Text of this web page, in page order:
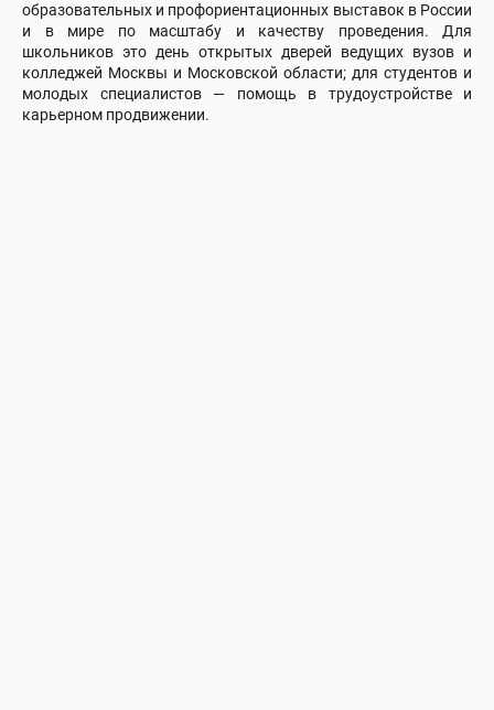
образовательных и профориентационных выставок в России
и в мире по масштабу и качеству проведения. Для
школьников это день открытых дверей ведущих вузов и
колледжей Москвы и Московской области; для студентов и
молодых специалистов — помощь в трудоустройстве и
карьерном продвижении.